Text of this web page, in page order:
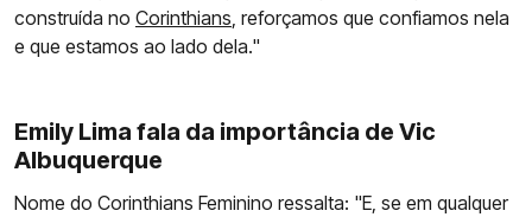
construída no Corinthians , reforçamos que confiamos nela
e que estamos ao lado dela."
Emily Lima fala da importância de Vic
Albuquerque
Nome do Corinthians Feminino ressalta: "E, se em qualquer